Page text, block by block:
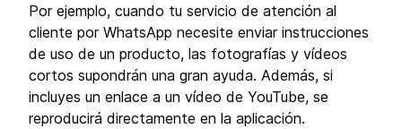
Por ejemplo, cuando tu servicio de atención al
cliente por WhatsApp necesite enviar instrucciones
de uso de un producto, las fotografías y vídeos
cortos supondrán una gran ayuda. Además, si
incluyes un enlace a un vídeo de YouTube, se
reproducirá directamente en la aplicación.